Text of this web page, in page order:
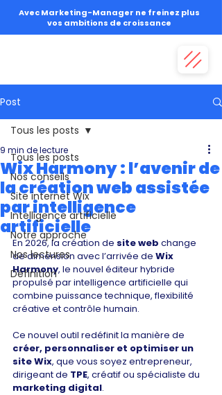
Avec Marketing-Manager ne freinez plus
vos ambitions de croissance
Post
Tous les posts
Nos conseils
Site internet Wix
Intelligence artificielle
Notre approche
Nos lectures
Définition
Tous les posts
Wix Harmony : l’avenir de
la création web assistée
par intelligence
artificielle
9 min de lecture
En 2026, la création de site web change
de dimension avec l’arrivée de Wix
Harmony, le nouvel éditeur hybride
propulsé par intelligence artificielle qui
combine puissance technique, flexibilité
créative et contrôle humain.
Ce nouvel outil redéfinit la manière de
créer, personnaliser et optimiser un
site Wix, que vous soyez entrepreneur,
dirigeant de TPE, créatif ou spécialiste du
marketing digital.